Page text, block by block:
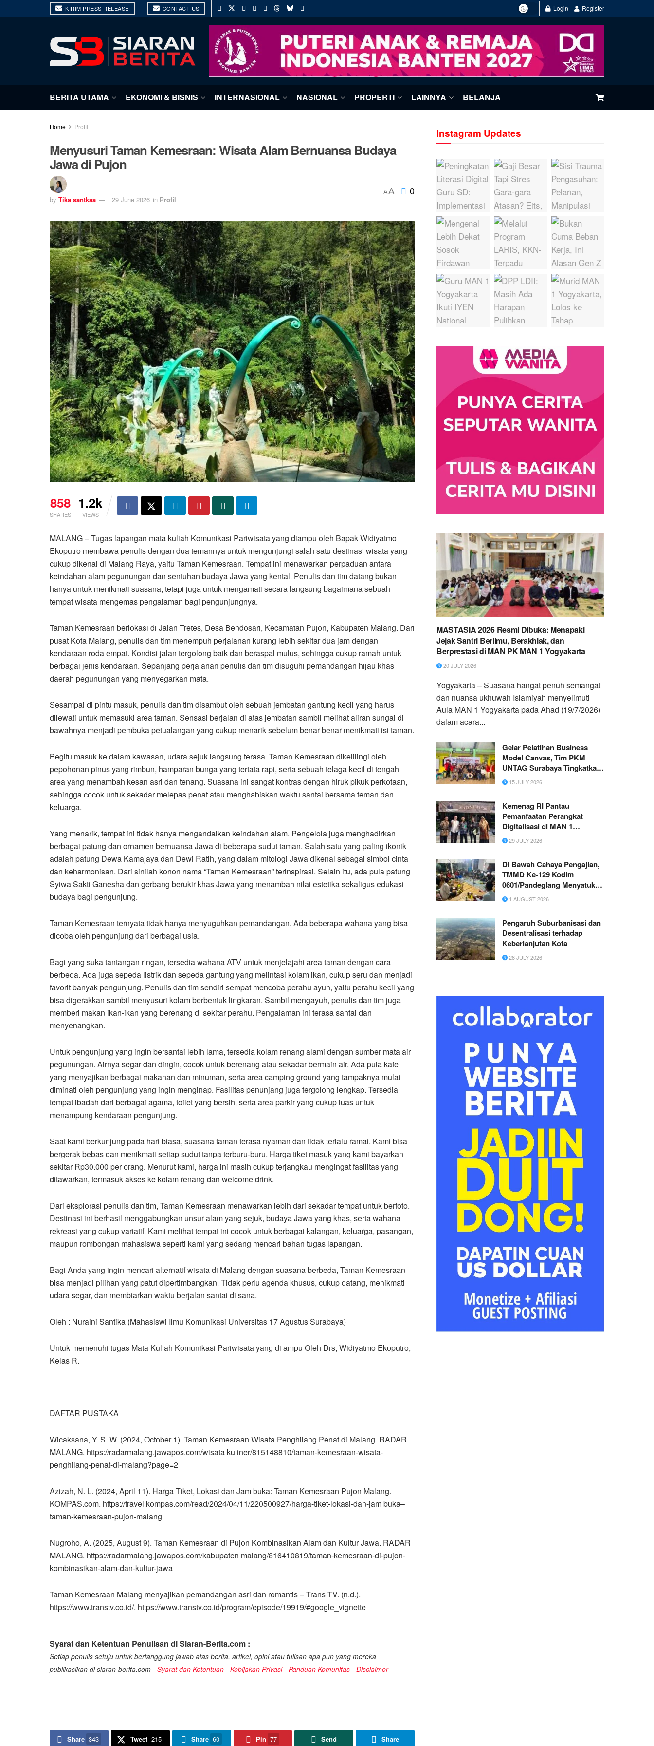
KIRIM PRESS RELEASE CONTACT US Login Register
BERITA UTAMA EKONOMI & BISNIS INTERNASIONAL NASIONAL PROPERTI LAINNYA BELANJA
Home Profil
Menyusuri Taman Kemesraan: Wisata Alam Bernuansa Budaya
Jawa di Pujon
by Tika santkaa 29 June 2026 in Profil
AA 0
858
SHARES
1.2k
VIEWS
MALANG – Tugas lapangan mata kuliah Komunikasi Pariwisata yang diampu oleh Bapak Widiyatmo
Ekoputro membawa penulis dengan dua temannya untuk mengunjungi salah satu destinasi wisata yang
cukup dikenal di Malang Raya, yaitu Taman Kemesraan. Tempat ini menawarkan perpaduan antara
keindahan alam pegunungan dan sentuhan budaya Jawa yang kental. Penulis dan tim datang bukan
hanya untuk menikmati suasana, tetapi juga untuk mengamati secara langsung bagaimana sebuah
tempat wisata mengemas pengalaman bagi pengunjungnya.
Taman Kemesraan berlokasi di Jalan Tretes, Desa Bendosari, Kecamatan Pujon, Kabupaten Malang. Dari
pusat Kota Malang, penulis dan tim menempuh perjalanan kurang lebih sekitar dua jam dengan
kendaraan roda empat. Kondisi jalan tergolong baik dan beraspal mulus, sehingga cukup ramah untuk
berbagai jenis kendaraan. Sepanjang perjalanan penulis dan tim disuguhi pemandangan hijau khas
daerah pegunungan yang menyegarkan mata.
Sesampai di pintu masuk, penulis dan tim disambut oleh sebuah jembatan gantung kecil yang harus
dilewati untuk memasuki area taman. Sensasi berjalan di atas jembatan sambil melihat aliran sungai di
bawahnya menjadi pembuka petualangan yang cukup menarik sebelum benar benar menikmati isi taman.
Begitu masuk ke dalam kawasan, udara sejuk langsung terasa. Taman Kemesraan dikelilingi oleh
pepohonan pinus yang rimbun, hamparan bunga yang tertata rapi, serta sebuah telaga kecil di tengah
area yang menambah kesan asri dan tenang. Suasana ini sangat kontras dengan hiruk pikuk perkotaan,
sehingga cocok untuk sekadar melepas penat atau menghabiskan waktu santai bersama teman dan
keluarga.
Yang menarik, tempat ini tidak hanya mengandalkan keindahan alam. Pengelola juga menghadirkan
berbagai patung dan ornamen bernuansa Jawa di beberapa sudut taman. Salah satu yang paling ikonik
adalah patung Dewa Kamajaya dan Dewi Ratih, yang dalam mitologi Jawa dikenal sebagai simbol cinta
dan keharmonisan. Dari sinilah konon nama “Taman Kemesraan” terinspirasi. Selain itu, ada pula patung
Syiwa Sakti Ganesha dan gerbang berukir khas Jawa yang menambah nilai estetika sekaligus edukasi
budaya bagi pengunjung.
Taman Kemesraan ternyata tidak hanya menyuguhkan pemandangan. Ada beberapa wahana yang bisa
dicoba oleh pengunjung dari berbagai usia.
Bagi yang suka tantangan ringan, tersedia wahana ATV untuk menjelajahi area taman dengan cara
berbeda. Ada juga sepeda listrik dan sepeda gantung yang melintasi kolam ikan, cukup seru dan menjadi
favorit banyak pengunjung. Penulis dan tim sendiri sempat mencoba perahu ayun, yaitu perahu kecil yang
bisa digerakkan sambil menyusuri kolam berbentuk lingkaran. Sambil mengayuh, penulis dan tim juga
memberi makan ikan-ikan yang berenang di sekitar perahu. Pengalaman ini terasa santai dan
menyenangkan.
Untuk pengunjung yang ingin bersantai lebih lama, tersedia kolam renang alami dengan sumber mata air
pegunungan. Airnya segar dan dingin, cocok untuk berenang atau sekadar bermain air. Ada pula kafe
yang menyajikan berbagai makanan dan minuman, serta area camping ground yang tampaknya mulai
diminati oleh pengunjung yang ingin menginap. Fasilitas penunjang juga tergolong lengkap. Tersedia
tempat ibadah dari berbagai agama, toilet yang bersih, serta area parkir yang cukup luas untuk
menampung kendaraan pengunjung.
Saat kami berkunjung pada hari biasa, suasana taman terasa nyaman dan tidak terlalu ramai. Kami bisa
bergerak bebas dan menikmati setiap sudut tanpa terburu-buru. Harga tiket masuk yang kami bayarkan
sekitar Rp30.000 per orang. Menurut kami, harga ini masih cukup terjangkau mengingat fasilitas yang
ditawarkan, termasuk akses ke kolam renang dan welcome drink.
Dari eksplorasi penulis dan tim, Taman Kemesraan menawarkan lebih dari sekadar tempat untuk berfoto.
Destinasi ini berhasil menggabungkan unsur alam yang sejuk, budaya Jawa yang khas, serta wahana
rekreasi yang cukup variatif. Kami melihat tempat ini cocok untuk berbagai kalangan, keluarga, pasangan,
maupun rombongan mahasiswa seperti kami yang sedang mencari bahan tugas lapangan.
Bagi Anda yang ingin mencari alternatif wisata di Malang dengan suasana berbeda, Taman Kemesraan
bisa menjadi pilihan yang patut dipertimbangkan. Tidak perlu agenda khusus, cukup datang, menikmati
udara segar, dan membiarkan waktu berjalan santai di sana.
Oleh : Nuraini Santika (Mahasiswi Ilmu Komunikasi Universitas 17 Agustus Surabaya)
Untuk memenuhi tugas Mata Kuliah Komunikasi Pariwisata yang di ampu Oleh Drs, Widiyatmo Ekoputro,
Kelas R.
DAFTAR PUSTAKA
Wicaksana, Y. S. W. (2024, October 1). Taman Kemesraan Wisata Penghilang Penat di Malang. RADAR
MALANG. https://radarmalang.jawapos.com/wisata kuliner/815148810/taman-kemesraan-wisata-
penghilang-penat-di-malang?page=2
Azizah, N. L. (2024, April 11). Harga Tiket, Lokasi dan Jam buka: Taman Kemesraan Pujon Malang.
KOMPAS.com. https://travel.kompas.com/read/2024/04/11/220500927/harga-tiket-lokasi-dan-jam buka–
taman-kemesraan-pujon-malang
Nugroho, A. (2025, August 9). Taman Kemesraan di Pujon Kombinasikan Alam dan Kultur Jawa. RADAR
MALANG. https://radarmalang.jawapos.com/kabupaten malang/816410819/taman-kemesraan-di-pujon-
kombinasikan-alam-dan-kultur-jawa
Taman Kemesraan Malang menyajikan pemandangan asri dan romantis – Trans TV. (n.d.).
https://www.transtv.co.id/. https://www.transtv.co.id/program/episode/19919/#google_vignette
Syarat dan Ketentuan Penulisan di Siaran-Berita.com :
Setiap penulis setuju untuk bertanggung jawab atas berita, artikel, opini atau tulisan apa pun yang mereka
publikasikan di siaran-berita.com - Syarat dan Ketentuan - Kebijakan Privasi- Panduan Komunitas - Disclaimer
Share 343 Tweet 215 Share 60 Pin 77 Send Share
Instagram Updates
MASTASIA 2026 Resmi Dibuka: Menapaki
Jejak Santri Berilmu, Berakhlak, dan
Berprestasi di MAN PK MAN 1 Yogyakarta
20 JULY 2026
Yogyakarta – Suasana hangat penuh semangat
dan nuansa ukhuwah Islamiyah menyelimuti
Aula MAN 1 Yogyakarta pada Ahad (19/7/2026)
dalam acara...
Gelar Pelatihan Business
Model Canvas, Tim PKM
UNTAG Surabaya Tingkatkan
Pemahaman Perencanaan
Bisnis Karang Taruna Desa
15 JULY 2026
Kemenag RI Pantau
Pemanfaatan Perangkat
Digitalisasi di MAN 1
Yogyakarta
29 JULY 2026
Di Bawah Cahaya Pengajian,
TMMD Ke-129 Kodim
0601/Pandeglang Menyatukan
TNI dan Warga
1 AUGUST 2026
Pengaruh Suburbanisasi dan
Desentralisasi terhadap
Keberlanjutan Kota
28 JULY 2026